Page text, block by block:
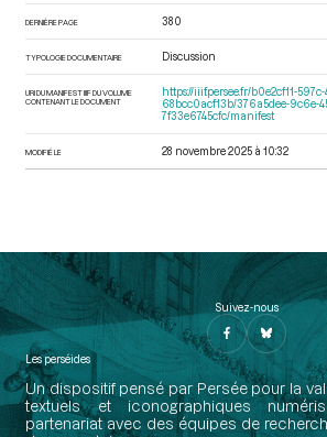
DERNIÈRE PAGE 380
TYPOLOGIE DOCUMENTAIRE Discussion
URI DU MANIFEST IIIF DU VOLUME
CONTENANT LE DOCUMENT
https://iiif.persee.fr/b0e2cf11-
68bcc0acf13b/376a5dee-9c6e-
7f33e6745cfc/manifest
MODIFIÉ LE 28 novembre 2025 à 10:32
Suivez-nous
Les perséides
Un dispositif pensé par Persée pour la
textuels et iconographiques
partenariat avec des équipes de